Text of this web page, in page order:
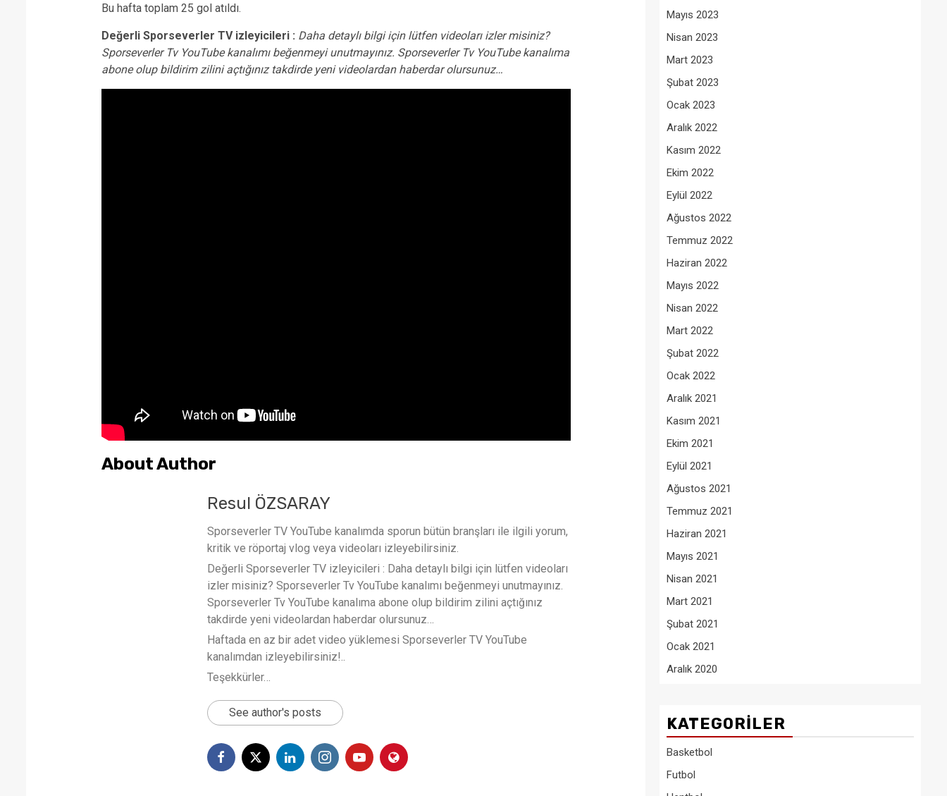
Bu hafta toplam 25 gol atıldı.
Değerli Sporseverler TV izleyicileri : Daha detaylı bilgi için lütfen videoları izler misiniz?
Sporseverler Tv YouTube kanalımı beğenmeyi unutmayınız. Sporseverler Tv YouTube kanalıma
abone olup bildirim zilini açtığınız takdirde yeni videolardan haberdar olursunuz…
About Author
Resul ÖZSARAY
Sporseverler TV YouTube kanalımda sporun bütün branşları ile ilgili yorum,
kritik ve röportaj vlog veya videoları izleyebilirsiniz.
Değerli Sporseverler TV izleyicileri : Daha detaylı bilgi için lütfen videoları
izler misiniz? Sporseverler Tv YouTube kanalımı beğenmeyi unutmayınız.
Sporseverler Tv YouTube kanalıma abone olup bildirim zilini açtığınız
takdirde yeni videolardan haberdar olursunuz…
Haftada en az bir adet video yüklemesi Sporseverler TV YouTube
kanalımdan izleyebilirsiniz!..
Teşekkürler…
See author's posts
Mayıs 2023
Nisan 2023
Mart 2023
Şubat 2023
Ocak 2023
Aralık 2022
Kasım 2022
Ekim 2022
Eylül 2022
Ağustos 2022
Temmuz 2022
Haziran 2022
Mayıs 2022
Nisan 2022
Mart 2022
Şubat 2022
Ocak 2022
Aralık 2021
Kasım 2021
Ekim 2021
Eylül 2021
Ağustos 2021
Temmuz 2021
Haziran 2021
Mayıs 2021
Nisan 2021
Mart 2021
Şubat 2021
Ocak 2021
Aralık 2020
KATEGORILER
Basketbol
Futbol